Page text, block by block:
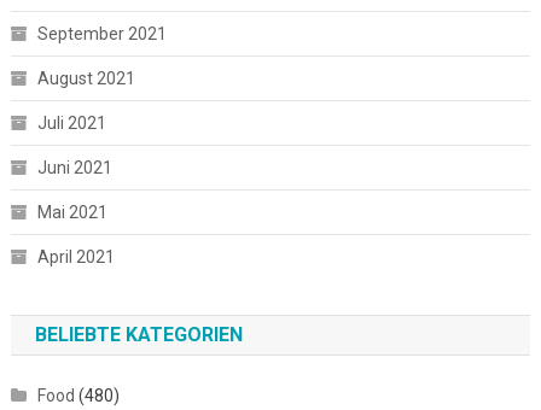
September 2021
August 2021
Juli 2021
Juni 2021
Mai 2021
April 2021
BELIEBTE KATEGORIEN
Food (480)